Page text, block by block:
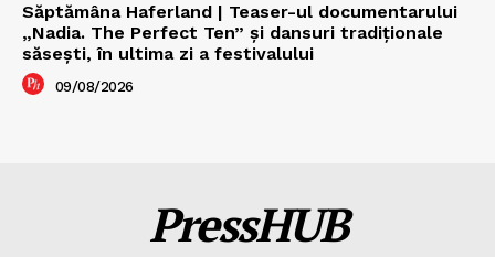
Săptămâna Haferland | Teaser-ul documentarului
„Nadia. The Perfect Ten” şi dansuri tradiţionale
săseşti, în ultima zi a festivalului
09/08/2026
PressHUB